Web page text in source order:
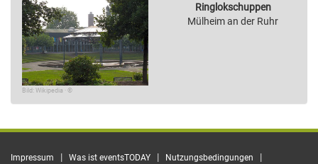
Bild: Wikipedia · ©
Ringlokschuppen
Mülheim an der Ruhr
Impressum | Was ist eventsTODAY | Nutzungsbedingungen |